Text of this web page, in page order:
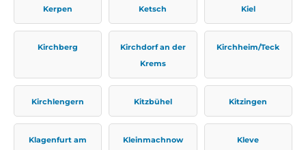
Kerpen Ketsch Kiel
Kirchberg
Kirchdorf an der
Krems
Kirchheim/Teck
Kirchlengern Kitzbühel Kitzingen
Klagenfurt am
Kleinmachnow Kleve